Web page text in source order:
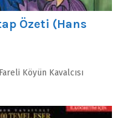
Özeti (Hans
Köyün Kavalcısı